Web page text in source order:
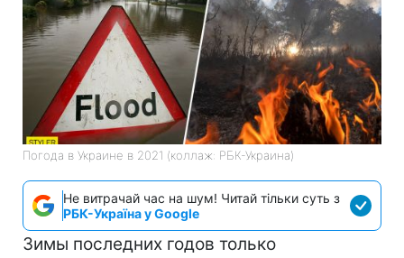
Погода в Украине в 2021 (коллаж: РБК-Украина)
Не витрачай час на шум! Читай тільки суть з
РБК-Україна у Google
Зимы последних годов только